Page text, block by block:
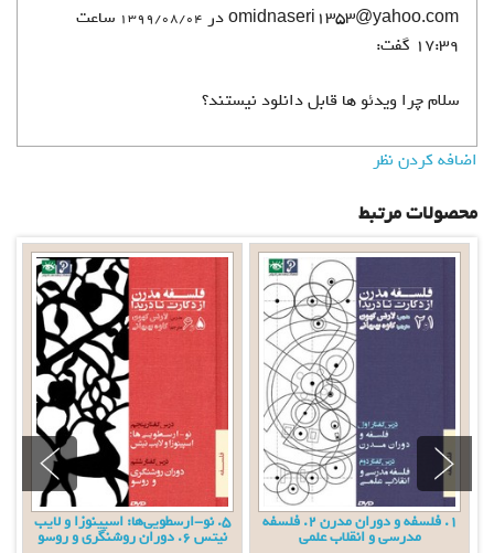
omidnaseri1353@yahoo.com در 1399/08/04 ساعت
17:39 گفت:
سلام چرا ویدئو ها قابل دانلود نیستند؟
اضافه کردن نظر
محصولات مرتبط
5. نو-ارسطویی‌ها: اسپينوزا و لايب
نيتس 6. دوران روشنگری و روسو
1. فلسفه و دوران مدرن 2. فلسفه
مدرسی و انقلاب علمی